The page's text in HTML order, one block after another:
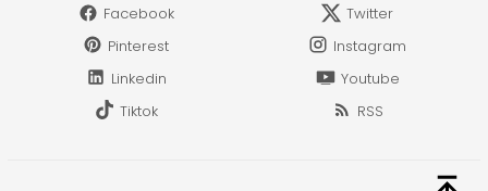
Facebook
Twitter
Pinterest
Instagram
Linkedin
Youtube
Tiktok
RSS